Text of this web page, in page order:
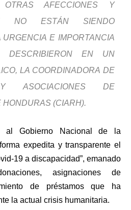
AFECCIONES Y
NO ESTÁN SIENDO
E IMPORTANCIA
DESCRIBIERON EN UN
LA COORDINADORA DE
Y ASOCIACIONES DE
(CIARH).
al Gobierno Nacional de la
expedita y transparente el
19 a discapacidad”, emanado
asignaciones de
de préstamos que ha
la actual crisis humanitaria.